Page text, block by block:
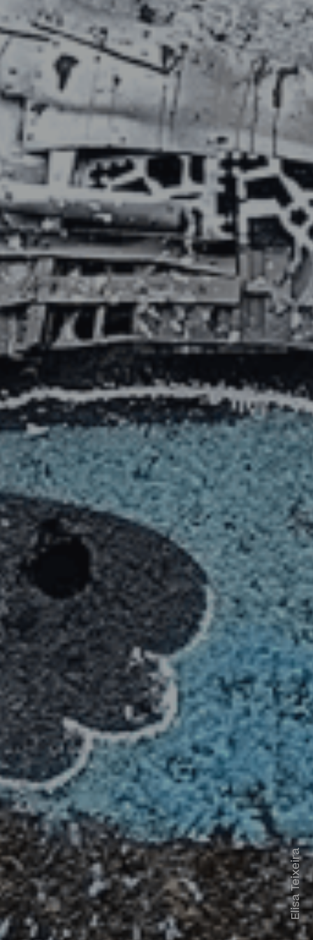
Elisa Teixeira